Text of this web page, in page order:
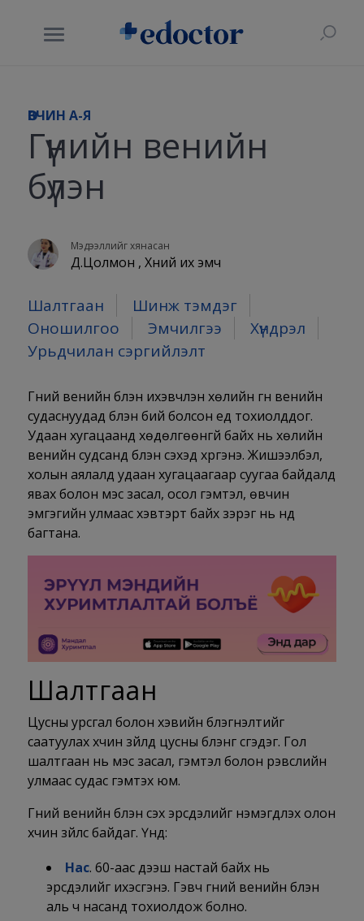
ӨВЧИН A-Я
Гүнийн венийн
бүлэн
Мэдээллийг хянасан
Д.Цолмон , Хүний их эмч
Шалтгаан
Шинж тэмдэг
Оношилгоо
Эмчилгээ
Хүндрэл
Урьдчилан сэргийлэлт
Гүний венийн бүлэн ихэвчлэн хөлийн гүн венийн
судаснуудад бүлэн бий болсон үед тохиолддог.
Удаан хугацаанд хөдөлгөөнгүй байх нь хөлийн
венийн судсанд бүлэн үүсэхэд хүргэнэ. Жишээлбэл,
холын аялалд удаан хугацаагаар суугаа байдалд
явах болон мэс засал, осол гэмтэл, өвчин
эмгэгийн улмаас хэвтэрт байх зэрэг нь үүнд
багтана.
Шалтгаан
Цусны урсгал болон хэвийн бүлэгнэлтийг
саатуулах хүчин зүйлүүд цусны бүлэнг үүсгэдэг. Гол
шалтгаан нь мэс засал, гэмтэл болон үрэвслийн
улмаас судас гэмтэх юм.
Гүний венийн бүлэн үүсэх эрсдэлийг нэмэгдүүлэх олон
хүчин зүйлс байдаг. Үүнд:
Нас. 60-аас дээш настай байх нь
эрсдэлийг ихэсгэнэ. Гэвч гүний венийн бүлэн
аль ч насанд тохиолдож болно.